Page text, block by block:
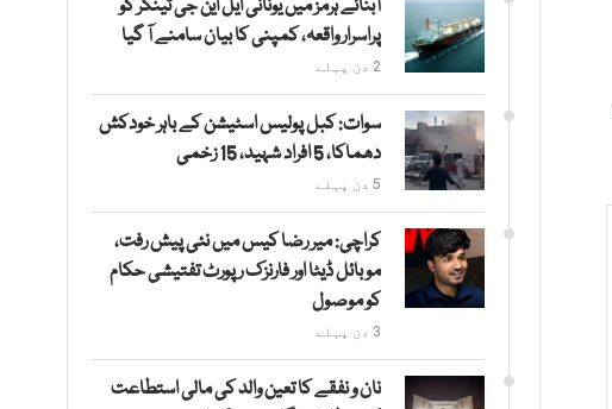
آبنائے ہرمز میں یونانی ایل این جی ٹینکر کو
پراسرار واقعہ، کمپنی کا بیان سامنے آ گیا
2 دن پہلے
سوات: کبل پولیس اسٹیشن کے باہر خودکش
دھماکا، 5 افراد شہید، 15 زخمی
5 دن پہلے
کراچی: میر رضا کیس میں نئی پیش رفت،
موبائل ڈیٹا اور فارنزک رپورٹ تفتیشی حکام
کو موصول
3 دن پہلے
نان و نفقے کا تعین والد کی مالی استطاعت